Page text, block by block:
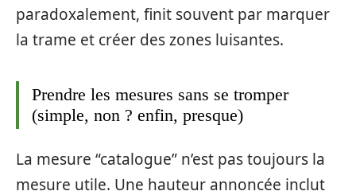
paradoxalement, finit souvent par marquer
la trame et créer des zones luisantes.
Prendre les mesures sans se tromper
(simple, non ? enfin, presque)
La mesure “catalogue” n’est pas toujours la
mesure utile. Une hauteur annoncée inclut